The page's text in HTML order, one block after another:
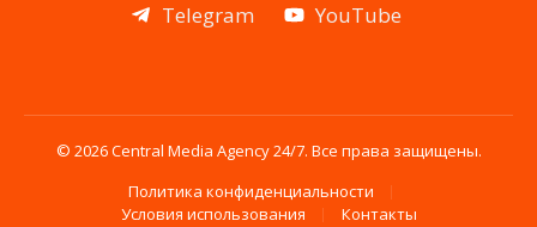
Telegram
YouTube
© 2026 Central Media Agency 24/7. Все права защищены.
Политика конфиденциальности
Условия использования
Контакты